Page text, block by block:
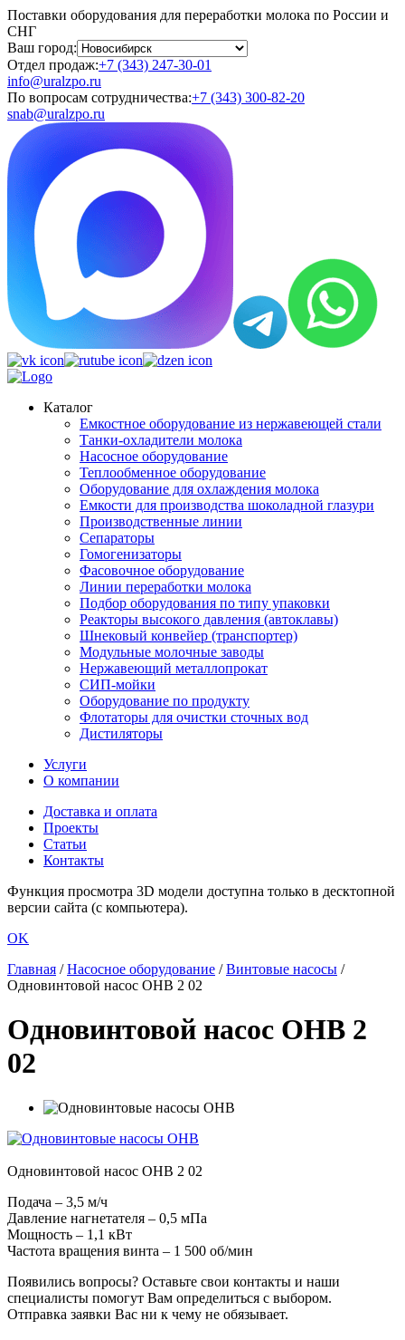
Поставки оборудования для переработки молока по России и
СНГ
Ваш город:
Отдел продаж:+7 (343) 247-30-01
info@uralzpo.ru
По вопросам сотрудничества:+7 (343) 300-82-20
snab@uralzpo.ru
Каталог
Емкостное оборудование из нержавеющей стали
Танки-охладители молока
Насосное оборудование
Теплообменное оборудование
Оборудование для охлаждения молока
Емкости для производства шоколадной глазури
Производственные линии
Сепараторы
Гомогенизаторы
Фасовочное оборудование
Линии переработки молока
Подбор оборудования по типу упаковки
Реакторы высокого давления (автоклавы)
Шнековый конвейер (транспортер)
Модульные молочные заводы
Нержавеющий металлопрокат
СИП-мойки
Оборудование по продукту
Флотаторы для очистки сточных вод
Дистиляторы
Услуги
О компании
Доставка и оплата
Проекты
Статьи
Контакты
Функция просмотра 3D модели доступна только в десктопной
версии сайта (с компьютера).
OK
Главная /Насосное оборудование /Винтовые насосы /
Одновинтовой насос ОНВ 2 02
Одновинтовой насос ОНВ 2
02
Одновинтовой насос ОНВ 2 02
Подача – 3,5 м/ч
Давление нагнетателя – 0,5 мПа
Мощность – 1,1 кВт
Частота вращения винта – 1 500 об/мин
Появились вопросы? Оставьте свои контакты и наши
специалисты помогут Вам определиться с выбором.
Отправка заявки Вас ни к чему не обязывает.